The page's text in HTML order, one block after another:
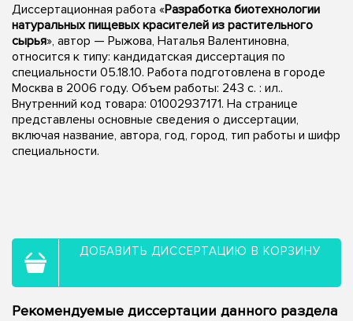
Диссертационная работа «Разработка биотехнологии
натуральных пищевых красителей из растительного
сырья», автор — Рыжова, Наталья Валентиновна,
относится к типу: кандидатская диссертация по
специальности 05.18.10. Работа подготовлена в городе
Москва в 2006 году. Объем работы: 243 с. : ил..
Внутренний код товара: 01002937171. На странице
представлены основные сведения о диссертации,
включая название, автора, год, город, тип работы и шифр
специальности.
ДОБАВИТЬ ДИССЕРТАЦИЮ В КОРЗИНУ
Рекомендуемые диссертации данного раздела